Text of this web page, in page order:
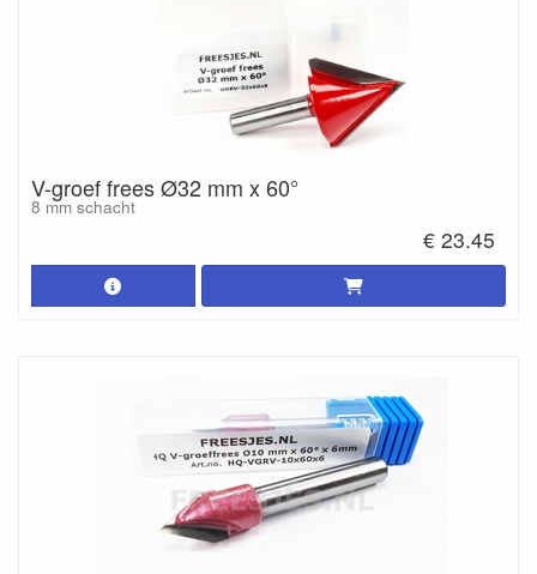
V-groef frees Ø32 mm x 60°
8 mm schacht
€ 23.45